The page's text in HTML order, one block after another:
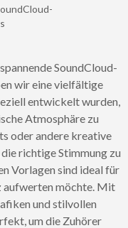
SoundCloud-
wir eine vielfältige
entwickelt wurden,
Atmosphäre zu
oder andere kreative
richtige Stimmung zu
Vorlagen sind ideal für
aufwerten möchte. Mit
und stilvollen
um die Zuhörer